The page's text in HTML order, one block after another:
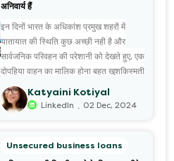
अनिवार्य हैं
इन दिनों भारत के अधिकांश प्रमुख शहरों में
यातायात की स्थिति कुछ अच्छी नही है और
सार्वजनिक परिवहन की परेशानी को देखते हुए, एक
दोपहिया वाहन का मालिक होना बहुत खुशकिस्मती
की बात है। यदि आप भी अपने सपनों की बाइक
खरीदने की सोच रहे हैं, मगर उसके लिए एक साथ
बड़ी रकम नही खर्च करना चाहते हैं तो
आपके लिए सबसे उत्तम विकल्प है। वैसे भी अब
ढेरों ऐसे संस्थान उपलब्ध हैं, जो किफायती ब्याज
Katyaini Kotiyal
LinkedIn . 02 Dec, 2024
Unsecured business loans